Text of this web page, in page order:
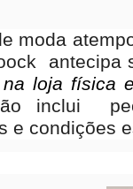
moda
antecipa
na loja
inclui
e condições